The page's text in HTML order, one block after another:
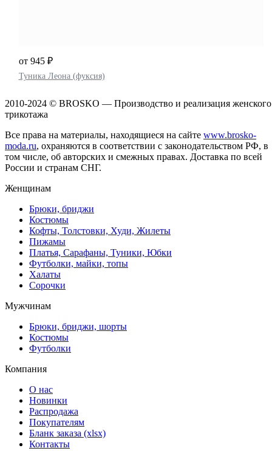
Туника Леона (фуксия)
от 945 ₽
2010-2024 © BROSKO — Производство и реализация женского
трикотажа
Все права на материалы, находящиеся на сайте www.brosko-
moda.ru, охраняются в соответствии с законодательством РФ, в
том числе, об авторских и смежных правах. Доставка по всей
России и странам СНГ.
Женщинам
Брюки, бриджи
Костюмы
Кофты, Толстовки, Худи, Жилеты
Пижамы
Платья, Сарафаны, Туники, Юбки
Футболки, майки, топы
Халаты
Сорочки
Мужчинам
Брюки, бриджи, шорты
Костюмы
Футболки
Компания
О нас
Новинки
Распродажа
Покупателям
Бланк заказа (xlsx)
Контакты